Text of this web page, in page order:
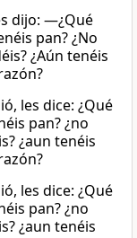
dijo: —¿Qué
pan? ¿No
¿Aún tenéis
les dice: ¿Qué
pan? ¿no
¿aun tenéis
les dice: ¿Qué
pan? ¿no
¿aun tenéis